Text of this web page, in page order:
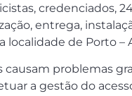
credenciados,
entrega,
localidade de Porto –
problemas
a gestão do